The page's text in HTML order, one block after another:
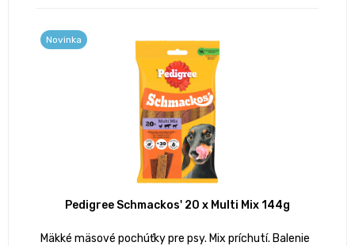
Novinka
Pedigree Schmackos' 20 x Multi Mix 144g
Mäkké mäsové pochúťky pre psy. Mix príchutí. Balenie